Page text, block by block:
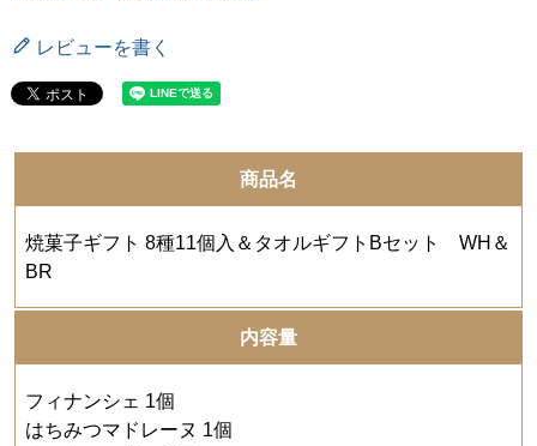
レビューを書く
商品名
焼菓子ギフト 8種11個入＆タオルギフトBセット WH＆
BR
内容量
フィナンシェ 1個
はちみつマドレーヌ 1個